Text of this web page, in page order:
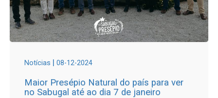
Notícias | 08-12-2024
Maior Presépio Natural do país para ver
no Sabugal até ao dia 7 de janeiro